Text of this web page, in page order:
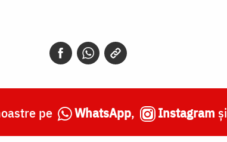
pe WhatsApp, Instagram și